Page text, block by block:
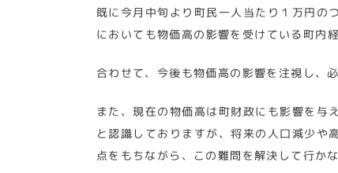
既に今月中旬より町民一人当たり１万円の
においても物価高の影響を受けている町内
合わせて、今後も物価高の影響を注視し、
また、現在の物価高は町財政にも影響を与
と認識しておりますが、将来の人口減少や
点をもちながら、この難問を解決して行か